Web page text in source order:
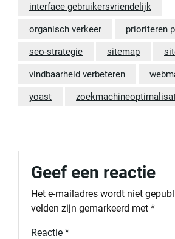
interface gebruikersvriendelijk
organisch verkeer prioriteren
seo-strategie sitemap
vindbaarheid verbeteren
yoast
Geef een reactie
Het e-mailadres wordt niet
velden zijn gemarkeerd met *
Reactie *